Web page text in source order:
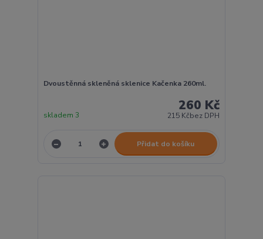
Dvoustěnná skleněná sklenice Kačenka 260ml.
260 Kč
215 Kčbez DPH
skladem 3
Přidat do košíku